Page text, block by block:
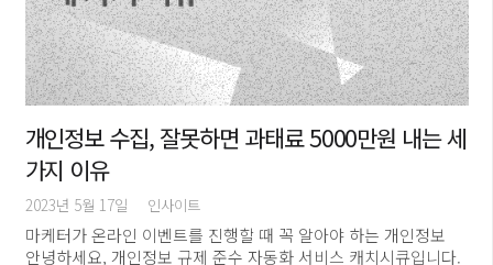
개인정보 수집, 잘못하면 과태료 5000만원 내는 세
가지 이유
2023년 5월 17일 인사이트
마케터가 온라인 이벤트를 진행할 때 꼭 알아야 하는 개인정보
안녕하세요, 개인정보 규제 준수 자동화 서비스 캐치시큐입니다.